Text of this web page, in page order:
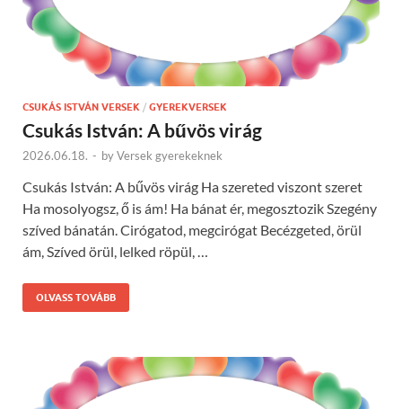
CSUKÁS ISTVÁN VERSEK / GYEREKVERSEK
Csukás István: A bűvös virág
2026.06.18. - byVersek gyerekeknek
Csukás István: A bűvös virág Ha szereted viszont szeret
Ha mosolyogsz, ő is ám! Ha bánat ér, megosztozik Szegény
szíved bánatán. Cirógatod, megcirógat Becézgeted, örül
ám, Szíved örül, lelked röpül, …
OLVASS TOVÁBB